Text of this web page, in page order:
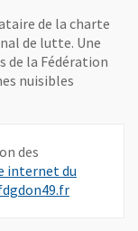
de la charte
de lutte. Une
de la Fédération
nuisibles
des
internet du
, Ouvre